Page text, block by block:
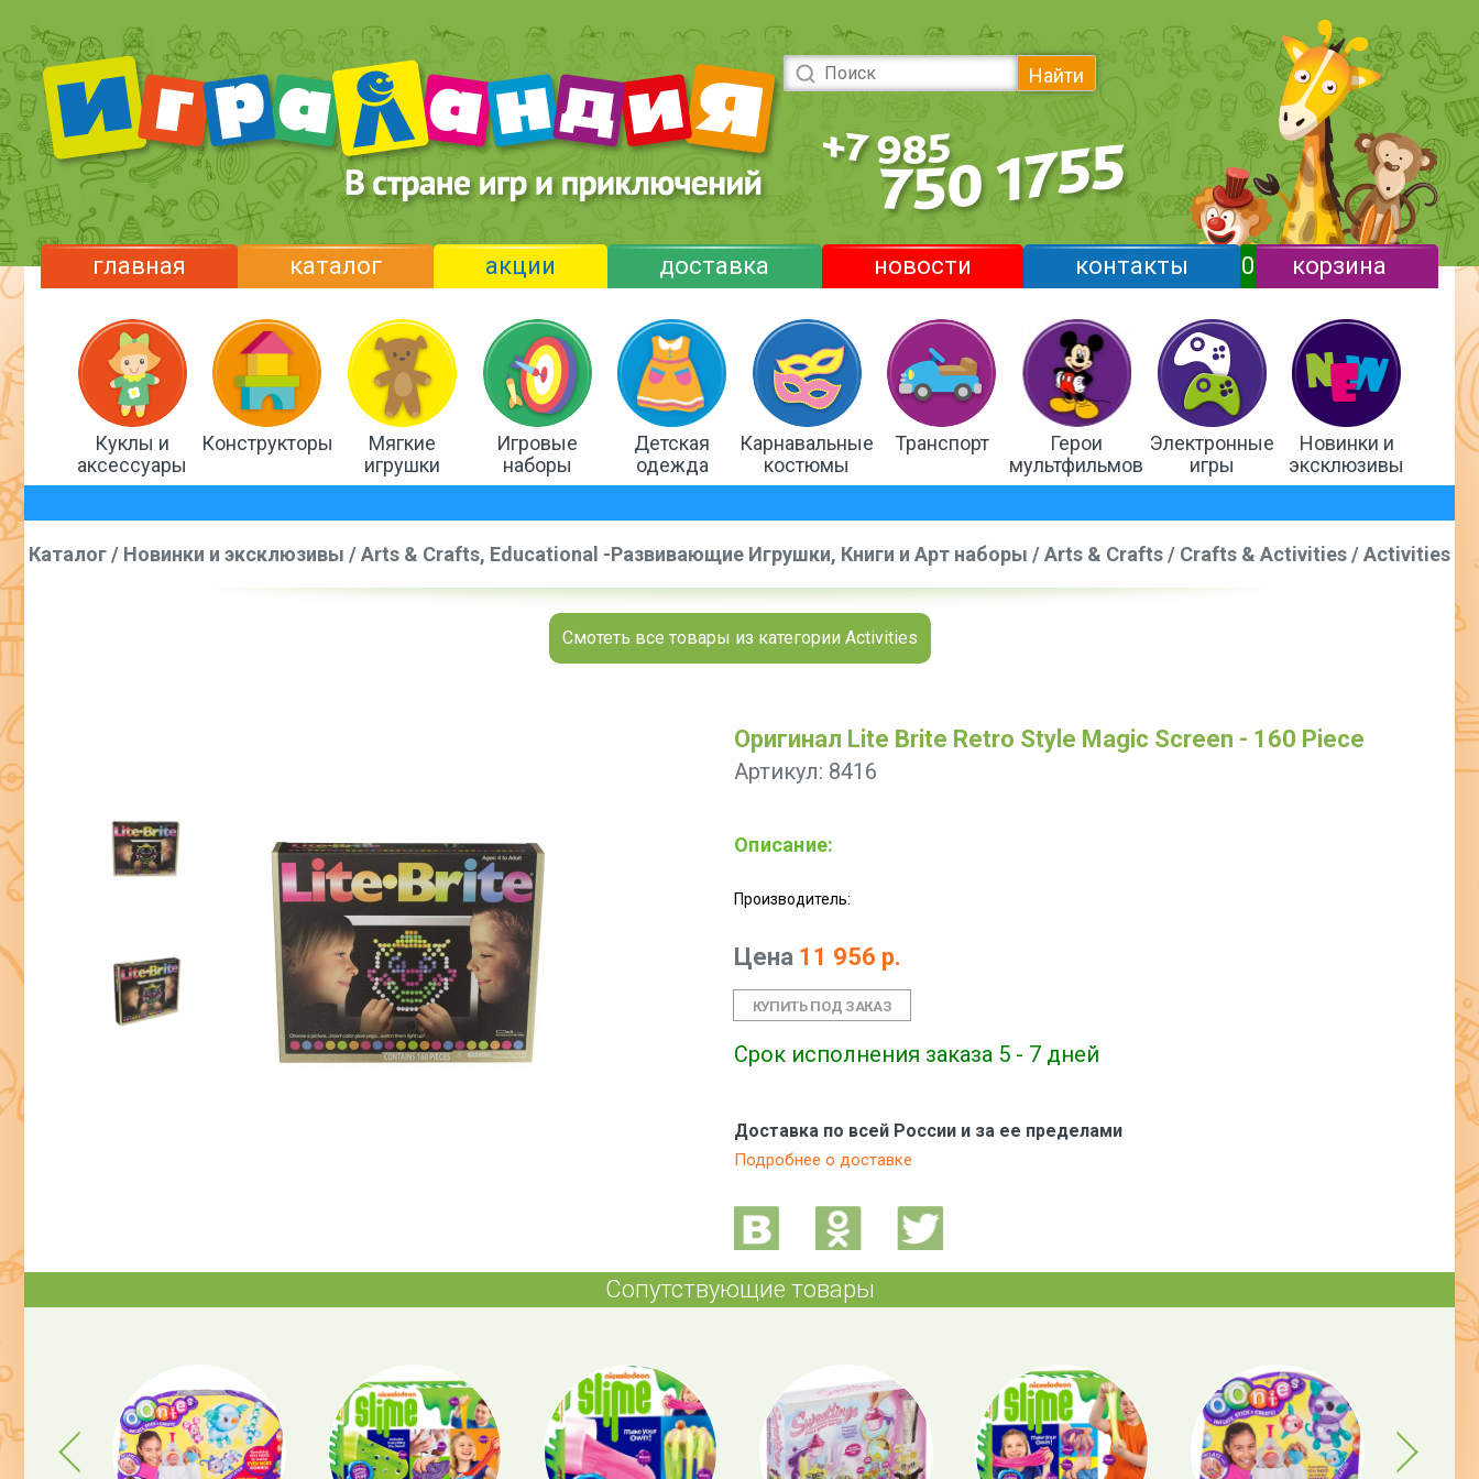
Найти
главная каталог акции доставка новости контакты 0 корзина
Куклы и
аксессуары
Конструкторы
Мягкие
игрушки
Игровые
наборы
Детская
одежда
Карнавальные
костюмы
Транспорт
Герои
мультфильмов
Электронные
игры
Новинки и
эксклюзивы
Каталог / Новинки и эксклюзивы /Arts & Crafts, Educational -Развивающие Игрушки, Книги и Арт наборы /Arts & Crafts / Crafts & Activities /Activities
Lite Brite Retro Style Magic Screen - 160 Piece
Смотеть все товары из категории Activities
Оригинал Lite Brite Retro Style Magic Screen - 160 Piece
Артикул: 8416
Описание:
Производитель:
Цена 11 956 р.
Срок исполнения заказа 5 - 7 дней
Доставка по всей России и за ее пределами
Подробнее о доставке
Сопутствующие товары
Previous Next